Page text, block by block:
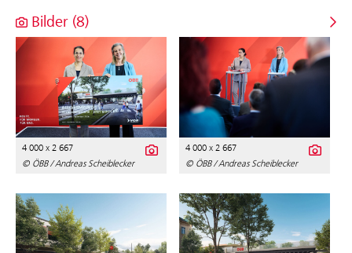
Bilder (8)
4 000 x 2 667
© ÖBB / Andreas Scheiblecker
4 000 x 2 667
© ÖBB / Andreas Scheiblecker